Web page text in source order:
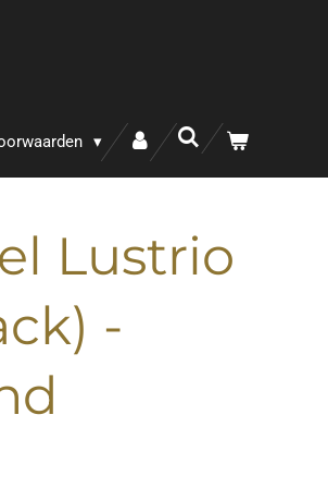
Lustrio
-